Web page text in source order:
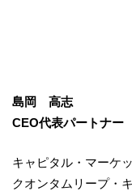
島岡 高志
CEO代表パートナ
キャピタル・マーケ
クオンタムリープ・